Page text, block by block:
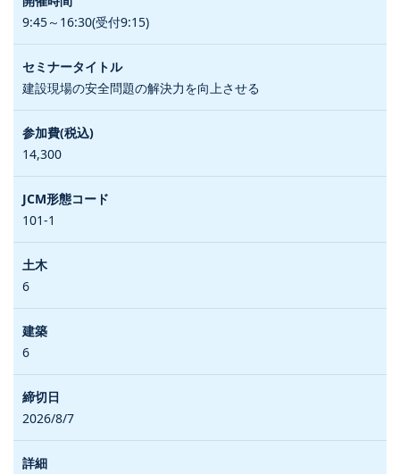
9:45～16:30(受付9:15)
建設現場の安全問題の解決力を向上させる
14,300
101-1
6
6
2026/8/7